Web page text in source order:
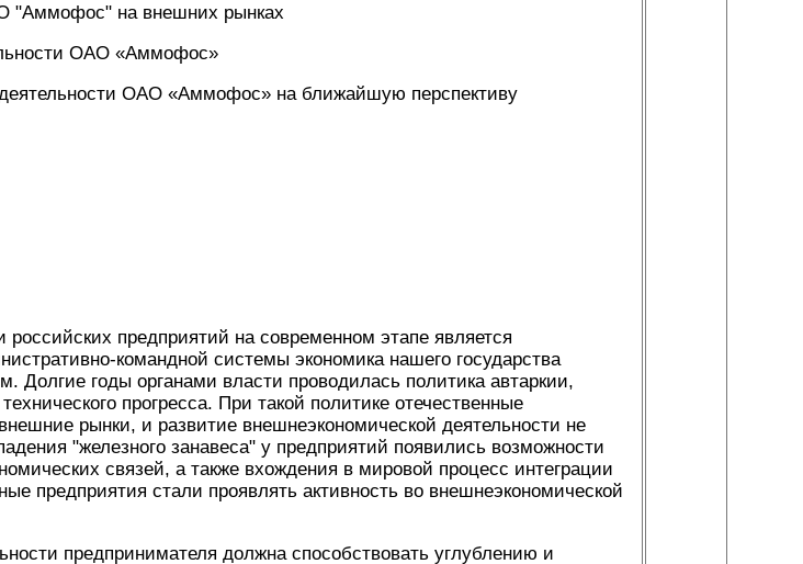
"Аммофос" на внешних рынках
ОАО «Аммофос»
ОАО «Аммофос» на ближайшую перспективу
предприятий на современном этапе является
командной системы экономика нашего государства
Долгие годы органами власти проводилась политика автаркии,
прогресса. При такой политике отечественные
рынки, и развитие внешнеэкономической деятельности не
"железного занавеса" у предприятий появились возможности
связей, а также вхождения в мировой процесс интеграции
предприятия стали проявлять активность во внешнеэкономической
предпринимателя должна способствовать углублению и